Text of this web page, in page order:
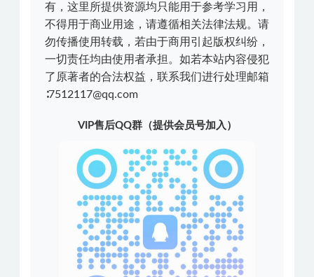
有，这里所提供资源均只能用于参考学习用，
不得用于商业用途，请遵循相关法律法规。请
勿传播使用转载，若由于商用引起版权纠纷，
一切责任均由使用者承担。如若本站内容侵犯
了原著者的合法权益，联系我们进行处理邮箱
∶7512117@qq.com
VIP售后QQ群（提供会员号加入）